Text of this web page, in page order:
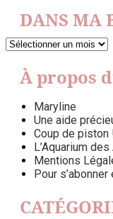
DANS MA
DANS
BAZENNE
(ARCHIVES)
À propos
Maryline
Une aide
Coup de piston
L’Aquarium
Mentions
Pour